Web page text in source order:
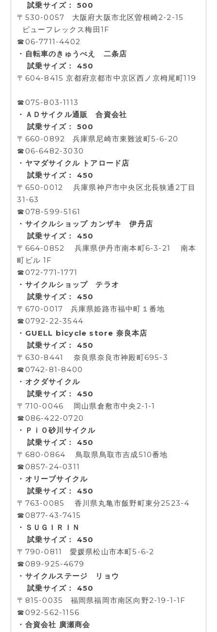
試乗サイズ： 500
〒530-0057 大阪府大阪市北区曽根崎2-2-15
ビューフレックス梅田1F
☎06-7711-4402
・自転車のきゅうべえ 二条店
試乗サイズ： 450
〒604-8415 京都府京都市中京区西ノ京栂尾町119
☎075-803-1113
・ＡＤサイクル通販 合資会社
試乗サイズ： 500
〒660-0892 兵庫県尼崎市東難波町5-6-20
☎06-6482-3030
・ヤマダサイクル トアロード店
試乗サイズ： 450
〒650-0012 兵庫県神戸市中央区北長狭通2丁目
31-63
☎078-599-5161
・サイクルショップ カンザキ 伊丹店
試乗サイズ： 450
〒664-0852 兵庫県伊丹市南本町6-3-21 南本
町ビル 1F
☎072-771-1771
・サイクルショップ テラオ
試乗サイズ： 450
〒670-0017 兵庫県姫路市福中町１番地
☎0792-22-3544
・GUELL bicycle store 奈良本店
試乗サイズ： 450
〒630-8441 奈良県奈良市神殿町695-3
☎0742-81-8400
・オクダサイクル
試乗サイズ： 450
〒710-0046 岡山県倉敷市中央2-1-1
☎086-422-0720
・ＰｉＯ砂川サイクル
試乗サイズ： 450
〒680-0864 鳥取県鳥取市吉成510番地
☎0857-24-0311
・オリーブサイクル
試乗サイズ： 450
〒763-0085 香川県丸亀市飯野町東分2523-4
☎0877-43-7415
・ＳＵＧＩＲＩＮ
試乗サイズ： 450
〒790-0811 愛媛県松山市本町5-6-2
☎089-925-4679
・サイクルステージ リョウ
試乗サイズ： 450
〒815-0035 福岡県福岡市南区向野2-19-1-1F
☎092-562-1156
・合資会社 廣瀬商会